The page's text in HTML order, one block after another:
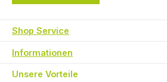
Shop Service
Informationen
Unsere Vorteile